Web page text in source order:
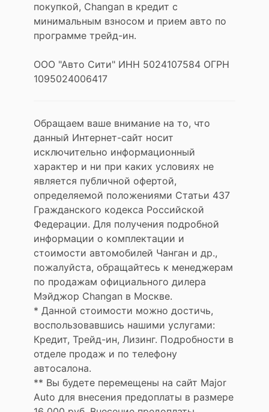
покупкой, Changan в кредит с
минимальным взносом и прием авто по
программе трейд-ин.
ООО "Авто Сити" ИНН 5024107584 ОГРН
1095024006417
Обращаем ваше внимание на то, что
данный Интернет-сайт носит
исключительно информационный
характер и ни при каких условиях не
является публичной офертой,
определяемой положениями Статьи 437
Гражданского кодекса Российской
Федерации. Для получения подробной
информации о комплектации и
стоимости автомобилей Чанган и др.,
пожалуйста, обращайтесь к менеджерам
по продажам официального дилера
Мэйджор Changan в Москве.
* Данной стоимости можно достичь,
воспользовавшись нашими услугами:
Кредит, Трейд-ин, Лизинг. Подробности в
отделе продаж и по телефону
автосалона.
** Вы будете перемещены на сайт Major
Auto для внесения предоплаты в размере